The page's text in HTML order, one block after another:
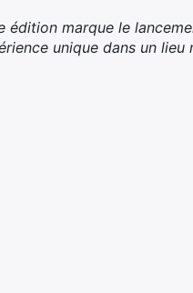
édition marque le
unique dans un lieu